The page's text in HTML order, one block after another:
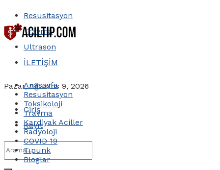
Resusitasyon
Travma
Ultrason
İLETİŞİM
Pazar, Ağustos 9, 2026
Giriş
Kayıt
Anasayfa
Resusitasyon
Toksikoloji
Travma
Kardiyak Aciller
Radyoloji
COVID 19
Tıpunk
Bloglar